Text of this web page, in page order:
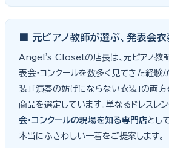
■ 元ピアノ教師が選ぶ、発表会
Angel's Closetの店長は、元ピアノ教
表会・コンクールを数多く見てきた経験
装」「演奏の妨げにならない衣装」の両
商品を選定しています。単なるドレスレン
会・コンクールの現場を知る専門店とし
本当にふさわしい一着をご提案します。